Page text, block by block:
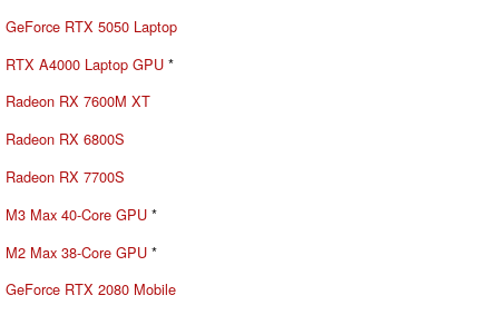
GeForce RTX 5050 Laptop
RTX A4000 Laptop GPU *
Radeon RX 7600M XT
Radeon RX 6800S
Radeon RX 7700S
M3 Max 40-Core GPU *
M2 Max 38-Core GPU *
GeForce RTX 2080 Mobile